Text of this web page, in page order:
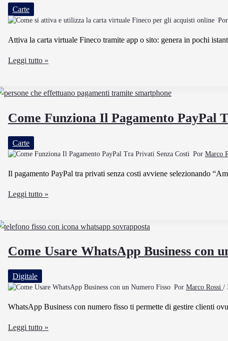
e
come
il
utilizzo
Carte
Por
Attiva la carta virtuale Fineco tramite app o sito: genera in pochi
Come
e
la
carta
virtuale
Fineco
per
acquisti
Leggi tutto »
Come Funziona Il Pagamento PayPal
Carte
Por Marco
Il pagamento PayPal tra privati senza costi avviene selezionando
Come
Pagamento
Tra
Privati
Senza
Leggi tutto »
Come Usare WhatsApp Business con
Digitale
Por Marco Rossi /
WhatsApp Business con numero fisso ti permette di gestire clienti
Come
Leggi tutto »